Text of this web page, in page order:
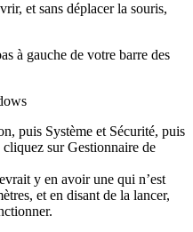
et sans déplacer la souris,
à gauche de votre barre des
puis Système et Sécurité, puis
cliquez sur Gestionnaire de
y en avoir une qui n’est
et en disant de la lancer,